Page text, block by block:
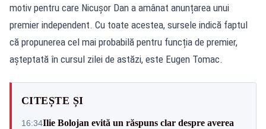
motiv pentru care Nicușor Dan a amânat anunțarea unui
premier independent. Cu toate acestea, sursele indică faptul
că propunerea cel mai probabilă pentru funcția de premier,
așteptată în cursul zilei de astăzi, este Eugen Tomac.
CITEȘTE ȘI
16:34Ilie Bolojan evită un răspuns clar despre averea